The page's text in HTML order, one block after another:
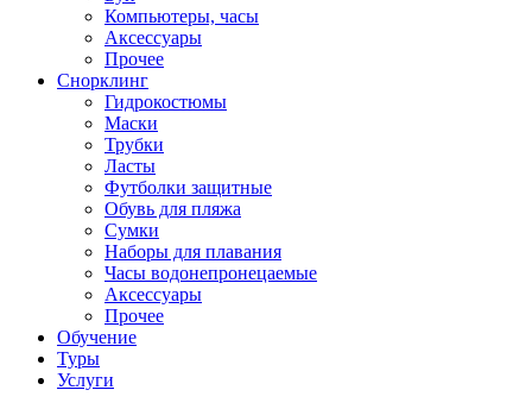
Компьютеры, часы
Аксессуары
Прочее
Снорклинг
Гидрокостюмы
Маски
Трубки
Ласты
Футболки защитные
Обувь для пляжа
Сумки
Наборы для плавания
Часы водонепронецаемые
Аксессуары
Прочее
Обучение
Туры
Услуги